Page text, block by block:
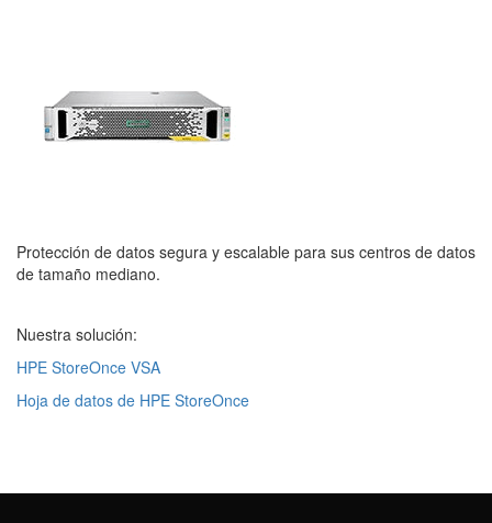
Protección de datos segura y escalable para sus centros de datos
de tamaño mediano.
Nuestra solución:
HPE StoreOnce VSA
Hoja de datos de HPE StoreOnce